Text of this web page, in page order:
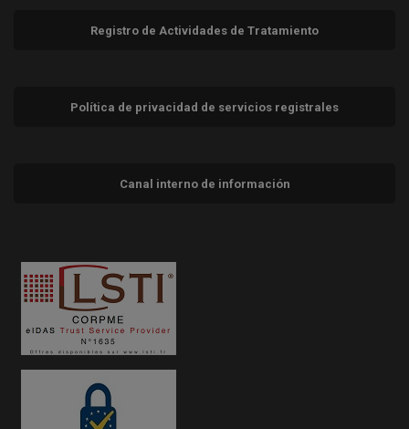
Registro de Actividades de Tratamiento
Política de privacidad de servicios registrales
Canal interno de información